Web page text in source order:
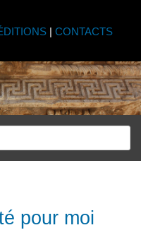
| CONTACTS
pour moi